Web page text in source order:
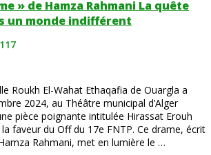
» de Hamza Rahmani La quête
un monde indifférent
117
Roukh El-Wahat Ethaqafia de Ouargla a
2024, au Théâtre municipal d’Alger
pièce poignante intitulée Hirassat Erouh
la faveur du Off du 17e FNTP. Ce drame, écrit
Rahmani, met en lumière le …